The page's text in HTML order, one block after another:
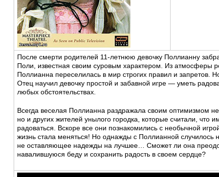
После смерти родителей 11-летнюю девочку Поллианну
Поли, известная своим суровым характером. Из атмосферы
Поллианна переселилась в мир строгих правил и запретов.
Отец научил девочку простой и забавной игре — уметь
любых обстоятельствах.
Всегда веселая Поллианна раздражала своим оптимизмом
но и других жителей унылого городка, которые считали, что
радоваться. Вскоре все они познакомились с необычной
жизнь стала меняться! Но однажды с Поллианной случилось
не оставляющее надежды на лучшее… Сможет ли она
навалившуюся беду и сохранить радость в своем сердце?